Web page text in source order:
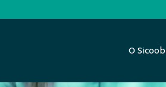
O Sicoob